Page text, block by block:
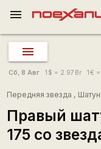
menu
Сб, 8 Авг 1 $ = 2.97 Br 1€
Передняя звезда ,
Правый
175 со